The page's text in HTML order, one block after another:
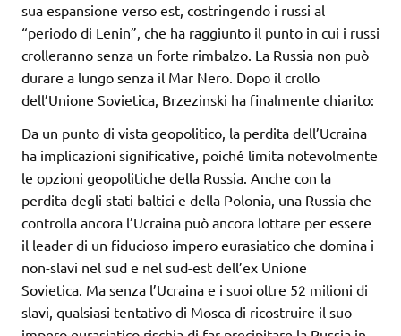
sua espansione verso est, costringendo i russi al
“periodo di Lenin”, che ha raggiunto il punto in cui i russi
crolleranno senza un forte rimbalzo. La Russia non può
durare a lungo senza il Mar Nero. Dopo il crollo
dell’Unione Sovietica, Brzezinski ha finalmente chiarito:
Da un punto di vista geopolitico, la perdita dell’Ucraina
ha implicazioni significative, poiché limita notevolmente
le opzioni geopolitiche della Russia. Anche con la
perdita degli stati baltici e della Polonia, una Russia che
controlla ancora l’Ucraina può ancora lottare per essere
il leader di un fiducioso impero eurasiatico che domina i
non-slavi nel sud e nel sud-est dell’ex Unione
Sovietica. Ma senza l’Ucraina e i suoi oltre 52 milioni di
slavi, qualsiasi tentativo di Mosca di ricostruire il suo